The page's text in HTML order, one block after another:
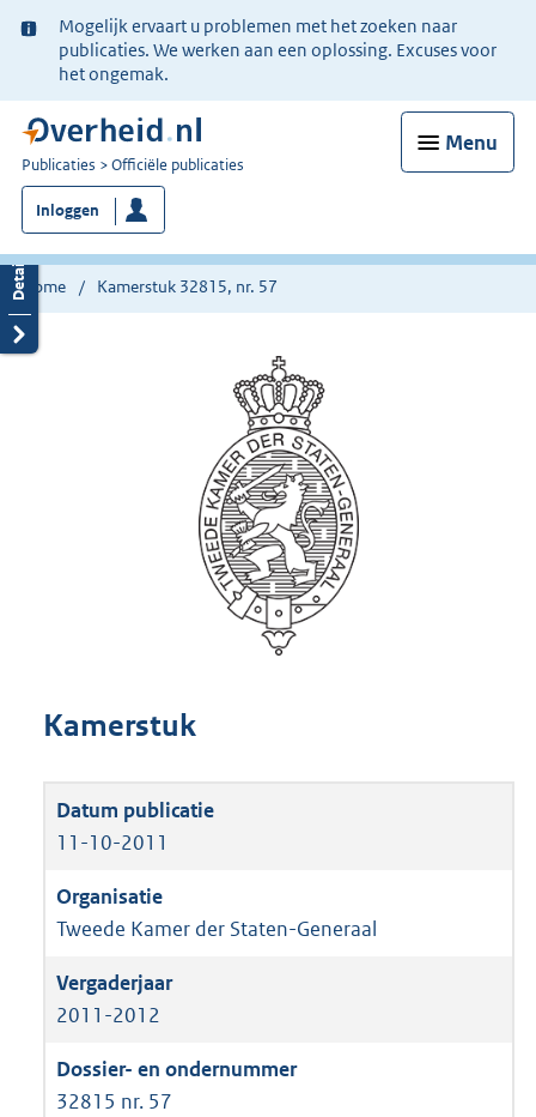
Ter
informatie:
Mogelijk ervaart u problemen met het zoeken naar
publicaties. We werken aan een oplossing. Excuses voor
het ongemak.
Menu
U
bent
nu
hier:
Publicaties Officiële publicaties
Inloggen
Home Kamerstuk 32815, nr. 57
Kamerstuk
11-10-2011
Tweede Kamer der Staten-Generaal
2011-2012
32815 nr. 57